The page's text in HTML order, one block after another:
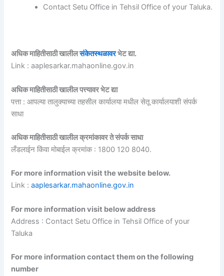
Contact Setu Office in Tehsil Office of your Taluka.
अधिक माहितीसाठी खालीलसंकेतस्थळावरभेट द्या.
Link : aaplesarkar.mahaonline.gov.in
अधिक माहितीसाठी खालील पत्त्यावर भेट द्या
पत्ता :आपल्या तालुक्याच्या तहसील कार्यालया मधील सेतू कार्यालयाशी संपर्क
साधा
अधिक माहितीसाठी खालील क्रमांकावर ते संपर्क साधा
लँडलाईन किंवा मोबाईल क्रमांक : 1800 120 8040.
For more information visit the website below.
Link :aaplesarkar.mahaonline.gov.in
For more information visit below address
Address : Contact Setu Office in Tehsil Office of your
Taluka
For more information contact them on the following
number